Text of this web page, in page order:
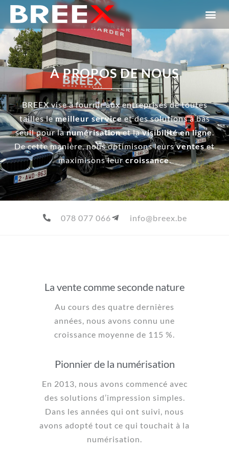
À PROPOS DE NOUS
BREEX vise à fournir aux entreprises de toutes
tailles lemeilleur serviceet des solutions à bas
seuil pour lanumérisationet lavisibilité en ligne.
De cette manière, nous optimisons leursventeset
maximisons leurcroissance.
078 077 066 info@breex.be
La vente comme seconde nature
Au cours des quatre dernières
années, nous avons connu une
croissance moyenne de 115 %.
Pionnier de la numérisation
En 2013, nous avons commencé avec
des solutions d’impression simples.
Dans les années qui ont suivi, nous
avons adopté tout ce qui touchait à la
numérisation.